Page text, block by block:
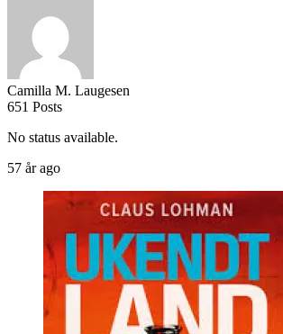
Camilla M. Laugesen
651 Posts
No status available.
57 år ago